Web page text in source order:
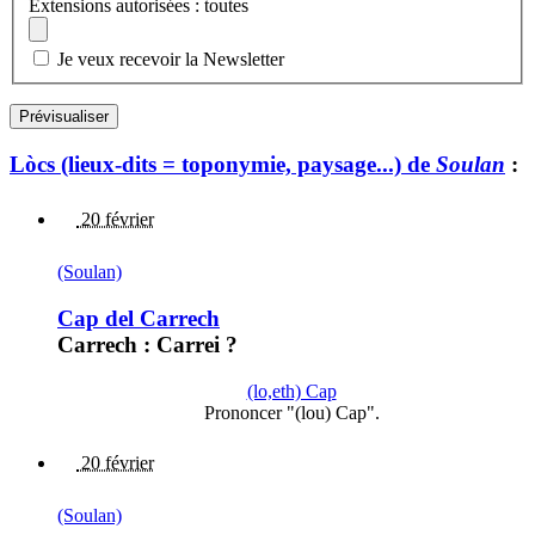
Extensions autorisées : toutes
Je veux recevoir la Newsletter
Lòcs (lieux-dits = toponymie, paysage...) de Soulan :
20 février
(Soulan)
Cap del Carrech
Carrech : Carrei ?
(lo,eth) Cap
Prononcer "(lou) Cap".
20 février
(Soulan)